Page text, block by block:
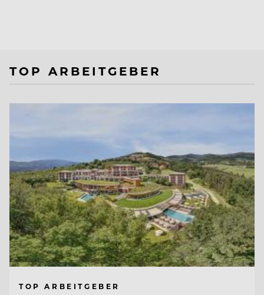
TOP ARBEITGEBER
TOP ARBEITGEBER